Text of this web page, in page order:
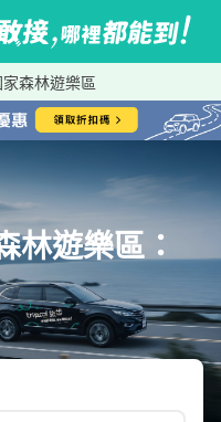
森林遊樂區
遊樂區：